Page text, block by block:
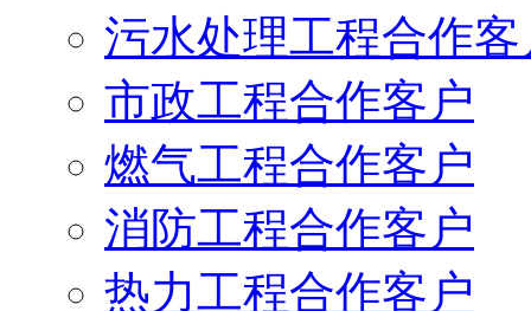
污水处理工程合作客
市政工程合作客户
燃气工程合作客户
消防工程合作客户
热力工程合作客户